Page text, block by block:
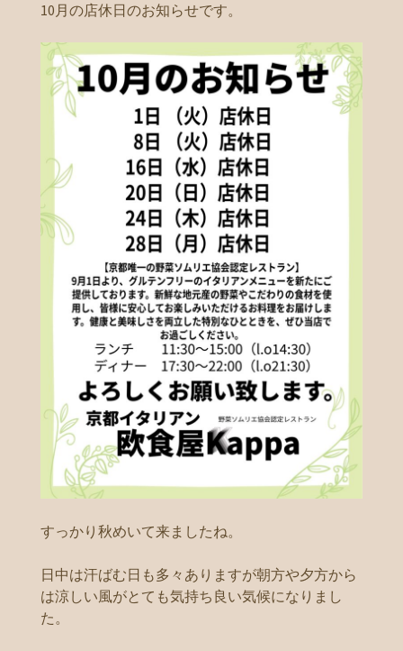
10月の店休日のお知らせです。
すっかり秋めいて来ましたね。
日中は汗ばむ日も多々ありますが朝方や夕方から
は涼しい風がとても気持ち良い気候になりまし
た。